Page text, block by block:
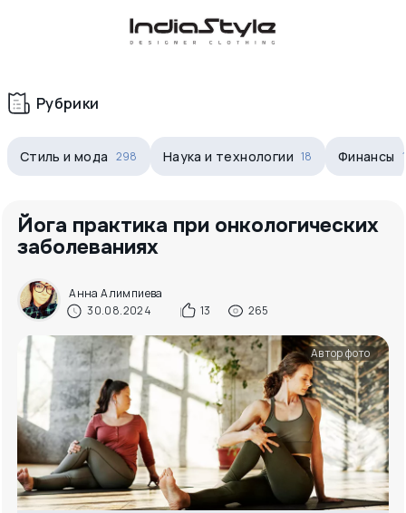
Корзина
В корзиненеттоваров
Рубрики
Стиль и мода 298 Наука и технологии 18 Финансы
Йога практика при онкологических
заболеваниях
Анна Алимпиева
30.08.2024
13 265
Автор фото